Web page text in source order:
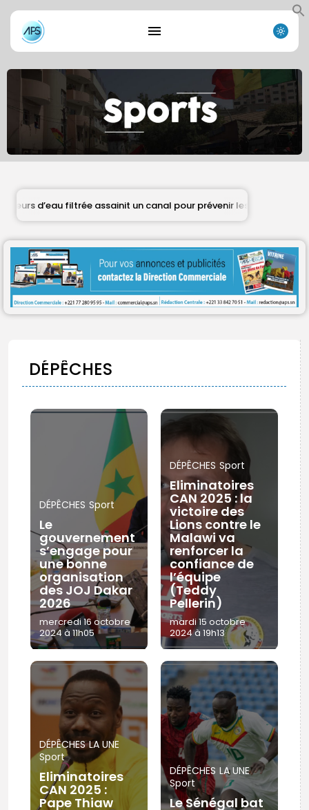
Search
for:
Search
Button
filtrée assainit un canal pour prévenir les inondations
DÉPÊCHES
DÉPÊCHES Sport
Le
gouvernement
s’engage pour
une bonne
organisation
des JOJ Dakar
2026
mercredi 16 octobre
2024 à 11h05
DÉPÊCHES Sport
Eliminatoires
CAN 2025 : la
victoire des
Lions contre le
Malawi va
renforcer la
confiance de
l’équipe
(Teddy
Pellerin)
mardi 15 octobre
2024 à 19h13
DÉPÊCHES LA UNE
Sport
Eliminatoires
CAN 2025 :
Pape Thiaw
DÉPÊCHES LA UNE
Sport
Le Sénégal bat